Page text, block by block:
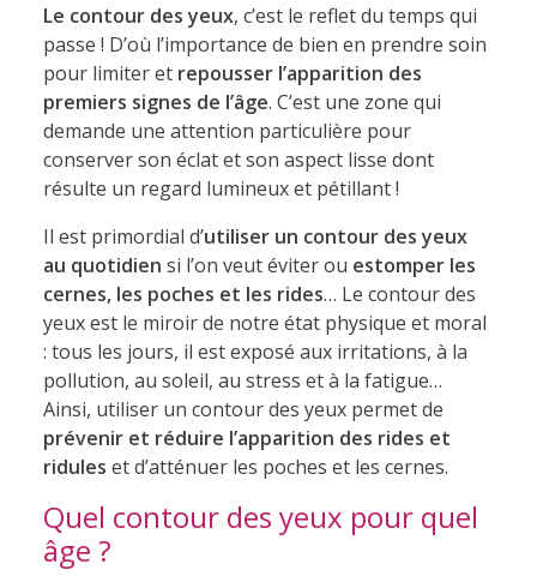
Le contour des yeux, c’est le reflet du temps qui
passe ! D’où l’importance de bien en prendre soin
pour limiter et repousser l’apparition des
premiers signes de l’âge. C’est une zone qui
demande une attention particulière pour
conserver son éclat et son aspect lisse dont
résulte un regard lumineux et pétillant !
Il est primordial d’utiliser un contour des yeux
au quotidien si l’on veut éviter ou estomper les
cernes, les poches et les rides… Le contour des
yeux est le miroir de notre état physique et moral
: tous les jours, il est exposé aux irritations, à la
pollution, au soleil, au stress et à la fatigue…
Ainsi, utiliser un contour des yeux permet de
prévenir et réduire l’apparition des rides et
ridules et d’atténuer les poches et les cernes.
Quel contour des yeux pour quel
âge ?